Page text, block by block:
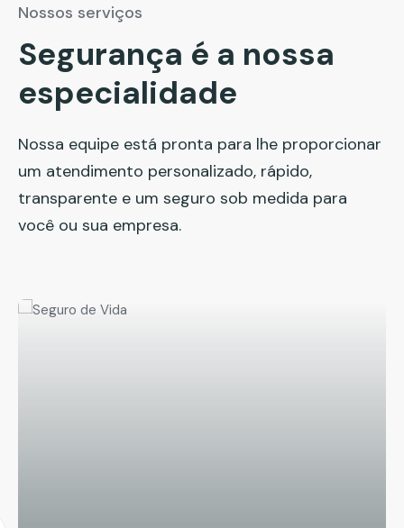
Nossos serviços
Segurança é a nossa
especialidade
Nossa equipe está pronta para lhe proporcionar
um atendimento personalizado, rápido,
transparente e um seguro sob medida para
você ou sua empresa.